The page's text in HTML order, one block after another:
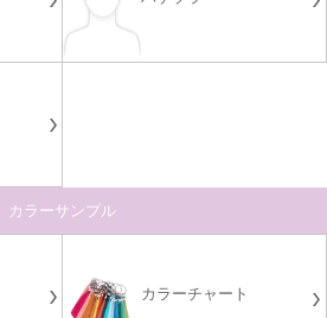
カラーサンプル
カラーチャート